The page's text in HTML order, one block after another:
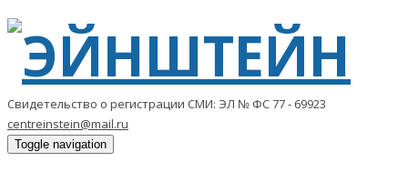
Свидетельство о регистрации СМИ: ЭЛ № ФС 77 - 69923
centreinstein@mail.ru
Toggle navigation